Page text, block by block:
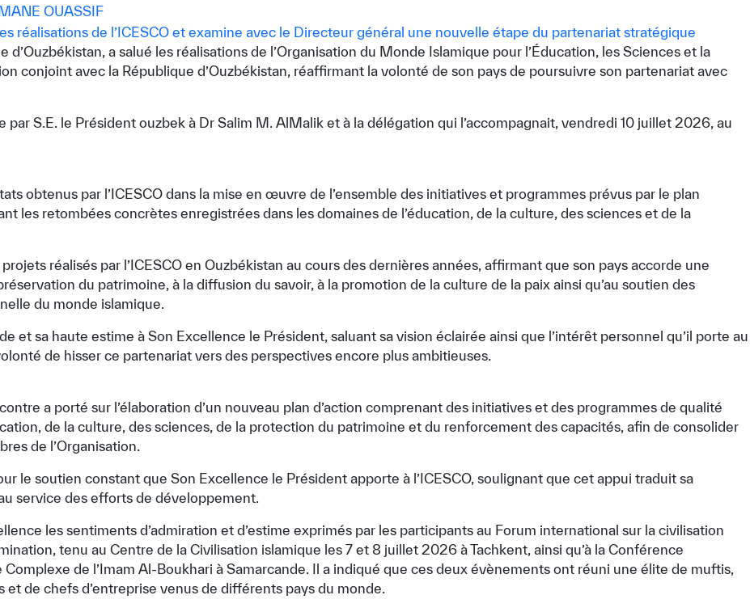
OUASSIF
a salué les réalisations de l’Organisation du Monde Islamique pour l’Éducation, les Sciences et la
conjoint avec la République d’Ouzbékistan, réaffirmant la volonté de son pays de poursuivre son partenariat avec
S.E. le Président ouzbek à Dr Salim M. AlMalik et à la délégation qui l’accompagnait, vendredi 10 juillet 2026, au
obtenus par l’ICESCO dans la mise en œuvre de l’ensemble des initiatives et programmes prévus par le plan
les retombées concrètes enregistrées dans les domaines de l’éducation, de la culture, des sciences et de la
réalisés par l’ICESCO en Ouzbékistan au cours des dernières années, affirmant que son pays accorde une
du patrimoine, à la diffusion du savoir, à la promotion de la culture de la paix ainsi qu’au soutien des
du monde islamique.
et sa haute estime à Son Excellence le Président, saluant sa vision éclairée ainsi que l’intérêt personnel qu’il porte au
de hisser ce partenariat vers des perspectives encore plus ambitieuses.
a porté sur l’élaboration d’un nouveau plan d’action comprenant des initiatives et des programmes de qualité
de la culture, des sciences, de la protection du patrimoine et du renforcement des capacités, afin de consolider
de l’Organisation.
le soutien constant que Son Excellence le Président apporte à l’ICESCO, soulignant que cet appui traduit sa
service des efforts de développement.
les sentiments d’admiration et d’estime exprimés par les participants au Forum international sur la civilisation
tenu au Centre de la Civilisation islamique les 7 et 8 juillet 2026 à Tachkent, ainsi qu’à la Conférence
de l’Imam Al-Boukhari à Samarcande. Il a indiqué que ces deux évènements ont réuni une élite de muftis,
de chefs d’entreprise venus de différents pays du monde.